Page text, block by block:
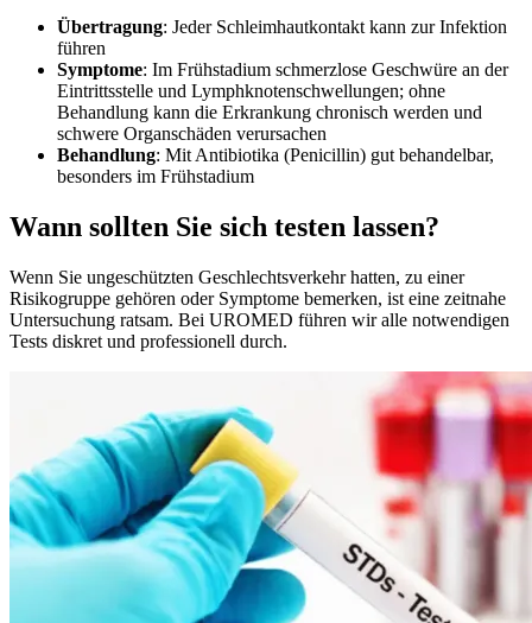
Übertragung: Jeder Schleimhautkontakt kann zur Infektion
führen
Symptome: Im Frühstadium schmerzlose Geschwüre an der
Eintrittsstelle und Lymphknotenschwellungen; ohne
Behandlung kann die Erkrankung chronisch werden und
schwere Organschäden verursachen
Behandlung: Mit Antibiotika (Penicillin) gut behandelbar,
besonders im Frühstadium
Wann sollten Sie sich testen lassen?
Wenn Sie ungeschützten Geschlechtsverkehr hatten, zu einer
Risikogruppe gehören oder Symptome bemerken, ist eine zeitnahe
Untersuchung ratsam. Bei UROMED führen wir alle notwendigen
Tests diskret und professionell durch.